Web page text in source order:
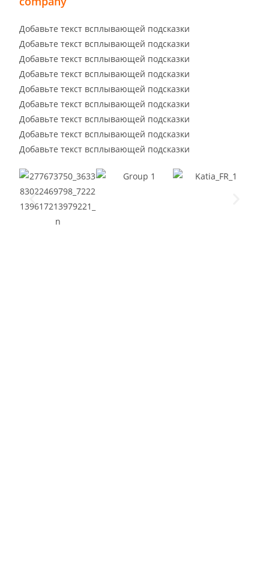
Добавьте текст всплывающей подсказки
Добавьте текст всплывающей подсказки
Добавьте текст всплывающей подсказки
Добавьте текст всплывающей подсказки
Добавьте текст всплывающей подсказки
Добавьте текст всплывающей подсказки
Добавьте текст всплывающей подсказки
Добавьте текст всплывающей подсказки
Добавьте текст всплывающей подсказки